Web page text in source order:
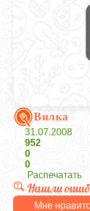
Вилка
31.07.2008
952
0
0
Распечатать
Нашли
Мне